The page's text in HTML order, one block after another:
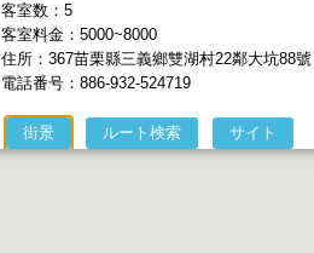
客室数：5
客室料金：5000~8000
住所：367苗栗縣三義鄉雙湖村22鄰大坑88號
電話番号：886-932-524719
街景 ルート検索 サイト